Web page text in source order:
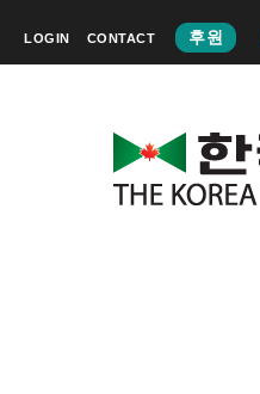
LOGIN CONTACT 후원